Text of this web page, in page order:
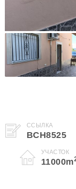
ССЫЛКА
BCH8525
УЧАСТОК
11000m